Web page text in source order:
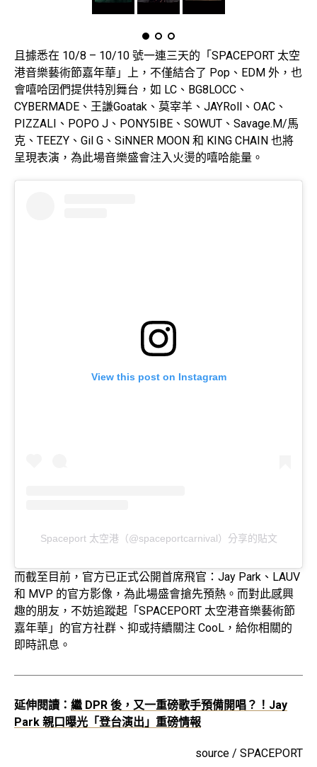
且據悉在 10/8 – 10/10 號一連三天的「SPACEPORT 太空
港音樂藝術節嘉年華」上，不僅結合了 Pop、EDM 外，也
會嘻哈囝們提供特別舞台，如 LC、BG8LOCC、
CYBERMADE、王謙Goatak、莫宰羊、JAYRoll、OAC、
PIZZALI、POPO J、PONY5IBE、SOWUT、Savage.M/馬
克、TEEZY、Gil G、SiNNER MOON 和 KING CHAIN 也將
呈現表演，為此場音樂盛會注入火燙的嘻哈能量。
View this post on Instagram
Spaceport 太空港（@spaceportcarnival）分享的貼文
而截至目前，官方已正式公開首席飛官：Jay Park、LAUV
和 MVP 的官方影像，為此場盛會搶先預熱。而對此感興
趣的朋友，不妨追蹤起「SPACEPORT 太空港音樂藝術節
嘉年華」的官方社群、抑或持續關注 CooL，給你相關的
即時訊息。
延伸閱讀： 繼 DPR 後，又一重磅歌手預備開唱？！Jay
Park 親口曝光「登台演出」重磅情報
source / SPACEPORT